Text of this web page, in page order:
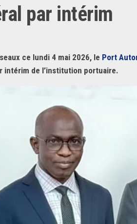
par intérim
ce lundi 4 mai 2026, le Port
intérim de l’institution portuaire.